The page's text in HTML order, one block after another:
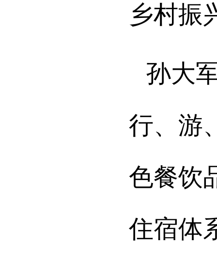
乡村振
孙大
行、游
色餐饮
住宿体